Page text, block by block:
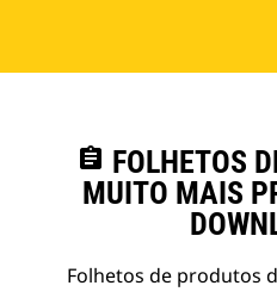
assignment FOLHETOS
MUITO MAIS
Folhetos de produtos